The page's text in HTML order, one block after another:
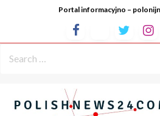
Portal informacyjno –